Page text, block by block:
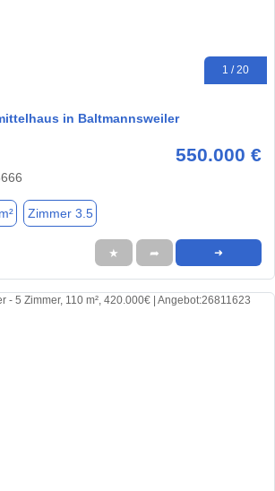
1 / 20
in Baltmannsweiler
550.000 €
Zimmer 3.5
★ ➦ ➜